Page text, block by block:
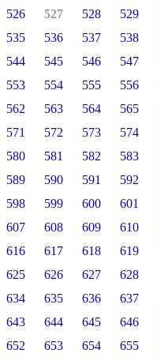
526
527 528 529
535
536 537 538
544
545 546 547
553
554 555 556
562
563 564 565
571
572 573 574
580
581 582 583
589
590 591 592
598
599 600 601
607
608 609 610
616
617 618 619
625
626 627 628
634
635 636 637
643
644 645 646
652
653 654 655